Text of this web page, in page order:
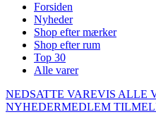
Forsiden
Nyheder
Shop efter mærker
Shop efter rum
Top 30
Alle varer
NEDSATTE VAREVIS ALLE
NYHEDERMEDLEM